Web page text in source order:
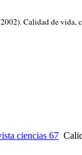
Calidad de vida,
ciencias 67